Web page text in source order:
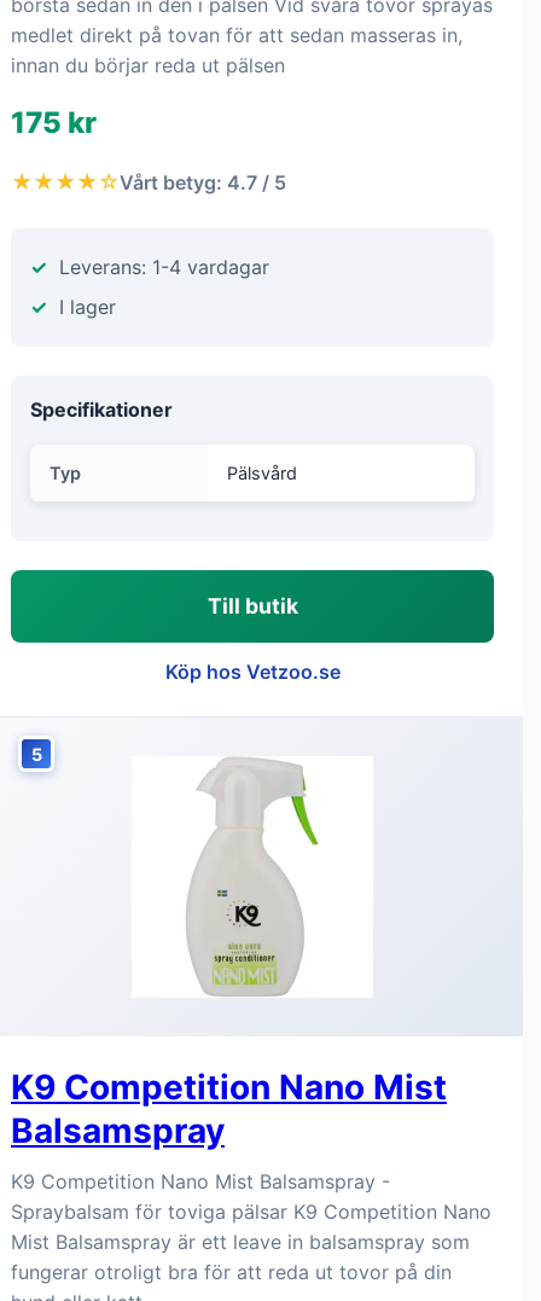
borsta sedan in den i pälsen Vid svåra tovor sprayas
medlet direkt på tovan för att sedan masseras in,
innan du börjar reda ut pälsen
175 kr
★★★★☆Vårt betyg: 4.7 / 5
Leverans: 1-4 vardagar
I lager
Specifikationer
Typ Pälsvård
Till butik
Köp hos Vetzoo.se
5
K9 Competition Nano Mist
Balsamspray
K9 Competition Nano Mist Balsamspray -
Spraybalsam för toviga pälsar K9 Competition Nano
Mist Balsamspray är ett leave in balsamspray som
fungerar otroligt bra för att reda ut tovor på din